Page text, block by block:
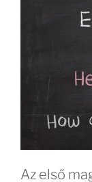
Az első